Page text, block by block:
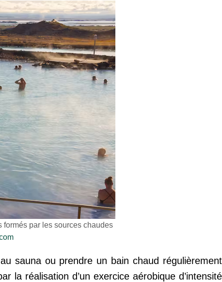
par les sources chaudes
sauna ou prendre un bain chaud régulièrement
la réalisation d’un exercice aérobique d’intensité